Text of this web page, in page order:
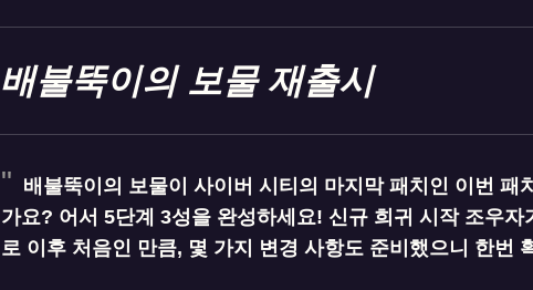
배불뚝이의 보물 재출시
배불뚝이의 보물이 사이버 시티의 마지막 패치인 이번 패
가요? 어서 5단계 3성을 완성하세요! 신규 희귀 시작 조우자
로 이후 처음인 만큼, 몇 가지 변경 사항도 준비했으니 한번